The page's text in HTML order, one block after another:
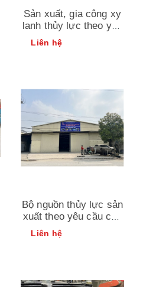
Sản xuất, gia công xy
lanh thủy lực theo yêu
cầu, giá tốt, chất
lượng
Liên hệ
Bộ nguồn thủy lực sản
xuất theo yêu cầu của
khách hàng giá tốt trên
thị trường
Liên hệ